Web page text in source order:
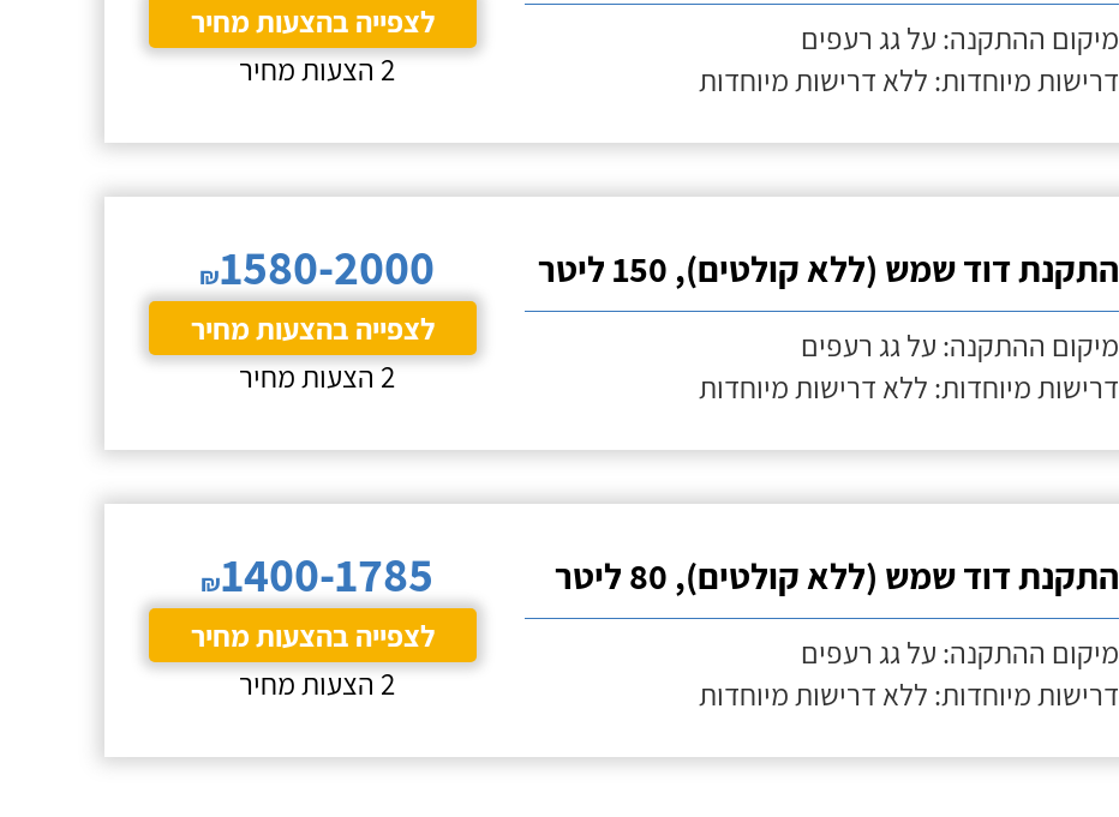
מיקום ההתקנה: על גג רעפים
דרישות מיוחדות: ללא דרישות מיוחדות
לצפייה בהצעות מחיר
2 הצעות מחיר
התקנת דוד שמש (ללא קולטים), 150 ליטר
מיקום ההתקנה: על גג רעפים
דרישות מיוחדות: ללא דרישות מיוחדות
₪1580-2000
לצפייה בהצעות מחיר
2 הצעות מחיר
התקנת דוד שמש (ללא קולטים), 80 ליטר
מיקום ההתקנה: על גג רעפים
דרישות מיוחדות: ללא דרישות מיוחדות
₪1400-1785
לצפייה בהצעות מחיר
2 הצעות מחיר